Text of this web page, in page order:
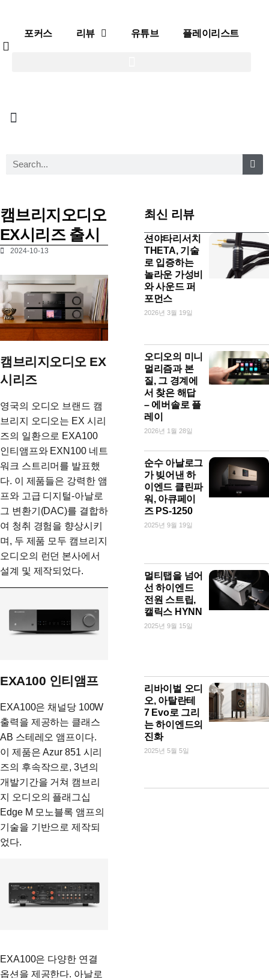
포커스 리뷰 유튜브 플레이리스트
캠브리지오디오
EX시리즈 출시
2024-10-13
캠브리지오디오 EX
시리즈
영국의 오디오 브랜드 캠
브리지 오디오는 EX 시리
즈의 일환으로 EXA100
인티앰프와 EXN100 네트
워크 스트리머를 발표했
다. 이 제품들은 강력한 앰
프와 고급 디지털-아날로
그 변환기(DAC)를 결합하
여 청취 경험을 향상시키
며, 두 제품 모두 캠브리지
오디오의 런던 본사에서
설계 및 제작되었다.
EXA100 인티앰프
EXA100은 채널당 100W
출력을 제공하는 클래스
AB 스테레오 앰프이다.
이 제품은 Azur 851 시리
즈의 후속작으로, 3년의
개발기간을 거쳐 캠브리
지 오디오의 플래그십
Edge M 모노블록 앰프의
기술을 기반으로 제작되
었다.
EXA100은 다양한 연결
옵션을 제공한다. 아날로
최신 리뷰
션야타리서치
THETA, 기술
로 입증하는
놀라운 가성비
와 사운드 퍼
포먼스
2026년 3월 19일
오디오의 미니
멀리즘과 본
질, 그 경계에
서 찾은 해답
– 에버솔로 플
레이
2026년 1월 28일
순수 아날로그
가 빚어낸 하
이엔드 클린파
워, 아큐페이
즈 PS-1250
2025년 9월 19일
멀티탭을 넘어
선 하이엔드
전원 스트립,
캘릭스 HYNN
2025년 9월 15일
리바이벌 오디
오, 아탈란테
7 Evo로 그리
는 하이엔드의
진화
2025년 5월 5일